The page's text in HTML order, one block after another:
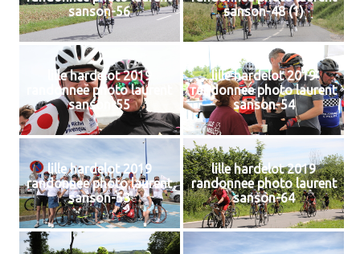
sanson-56
sanson-48 (1)
lille hardelot 2019
randonnee photo laurent
sanson-55
lille hardelot 2019
randonnee photo laurent
sanson-54
lille hardelot 2019
randonnee photo laurent
sanson-53
lille hardelot 2019
randonnee photo laurent
sanson-64